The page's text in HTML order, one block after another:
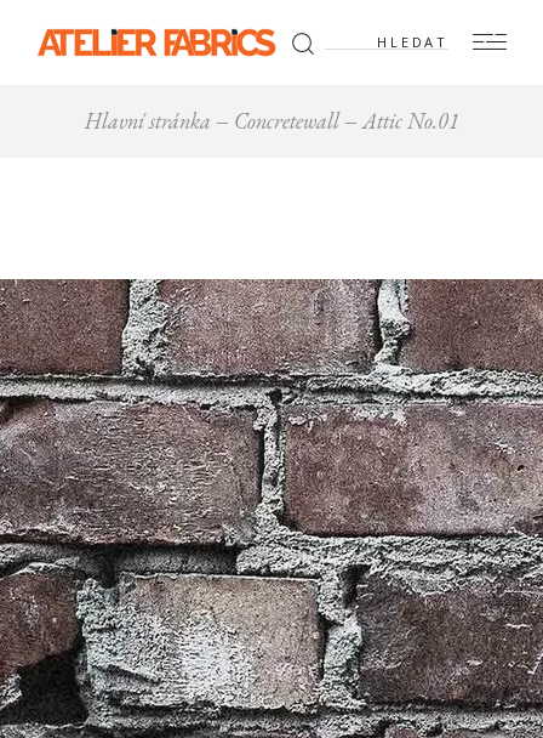
Hledat:
Hlavní stránka Concretewall Attic No.01